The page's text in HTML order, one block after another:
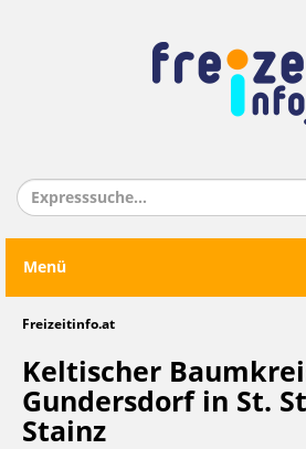
Menü
Freizeitinfo.at
Keltischer
Gundersdorf in St.
Stainz